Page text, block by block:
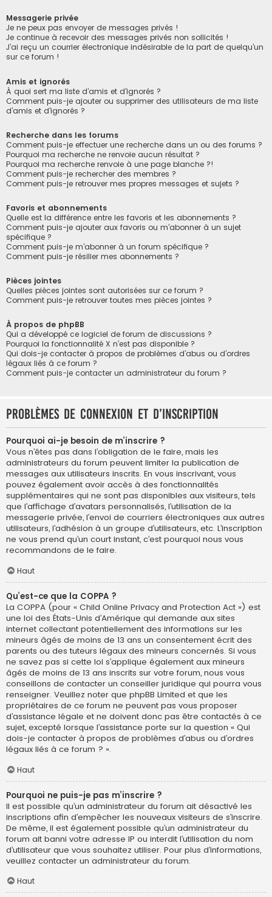
Messagerie privée
Je ne peux pas envoyer de messages privés !
Je continue à recevoir des messages privés non sollicités !
J’ai reçu un courrier électronique indésirable de la part de quelqu’un
sur ce forum !
Amis et ignorés
À quoi sert ma liste d’amis et d’ignorés ?
Comment puis-je ajouter ou supprimer des utilisateurs de ma liste
d’amis et d’ignorés ?
Recherche dans les forums
Comment puis-je effectuer une recherche dans un ou des forums ?
Pourquoi ma recherche ne renvoie aucun résultat ?
Pourquoi ma recherche renvoie à une page blanche ?!
Comment puis-je rechercher des membres ?
Comment puis-je retrouver mes propres messages et sujets ?
Favoris et abonnements
Quelle est la différence entre les favoris et les abonnements ?
Comment puis-je ajouter aux favoris ou m’abonner à un sujet
spécifique ?
Comment puis-je m’abonner à un forum spécifique ?
Comment puis-je résilier mes abonnements ?
Pièces jointes
Quelles pièces jointes sont autorisées sur ce forum ?
Comment puis-je retrouver toutes mes pièces jointes ?
À propos de phpBB
Qui a développé ce logiciel de forum de discussions ?
Pourquoi la fonctionnalité X n’est pas disponible ?
Qui dois-je contacter à propos de problèmes d’abus ou d’ordres
légaux liés à ce forum ?
Comment puis-je contacter un administrateur du forum ?
Problèmes de connexion et d’inscription
Pourquoi ai-je besoin de m’inscrire ?
Vous n’êtes pas dans l’obligation de le faire, mais les
administrateurs du forum peuvent limiter la publication de
messages aux utilisateurs inscrits. En vous inscrivant, vous
pouvez également avoir accès à des fonctionnalités
supplémentaires qui ne sont pas disponibles aux visiteurs, tels
que l’affichage d’avatars personnalisés, l’utilisation de la
messagerie privée, l’envoi de courriers électroniques aux autres
utilisateurs, l’adhésion à un groupe d’utilisateurs, etc. L’inscription
ne vous prend qu’un court instant, c’est pourquoi nous vous
recommandons de le faire.
Haut
Qu’est-ce que la COPPA ?
La COPPA (pour « Child Online Privacy and Protection Act ») est
une loi des États-Unis d’Amérique qui demande aux sites
internet collectant potentiellement des informations sur les
mineurs âgés de moins de 13 ans un consentement écrit des
parents ou des tuteurs légaux des mineurs concernés. Si vous
ne savez pas si cette loi s’applique également aux mineurs
âgés de moins de 13 ans inscrits sur votre forum, nous vous
conseillons de contacter un conseiller juridique qui pourra vous
renseigner. Veuillez noter que phpBB Limited et que les
propriétaires de ce forum ne peuvent pas vous proposer
d’assistance légale et ne doivent donc pas être contactés à ce
sujet, excepté lorsque l’assistance porte sur la question « Qui
dois-je contacter à propos de problèmes d’abus ou d’ordres
légaux liés à ce forum ? ».
Haut
Pourquoi ne puis-je pas m’inscrire ?
Il est possible qu’un administrateur du forum ait désactivé les
inscriptions afin d’empêcher les nouveaux visiteurs de s’inscrire.
De même, il est également possible qu’un administrateur du
forum ait banni votre adresse IP ou interdit l’utilisation du nom
d’utilisateur que vous souhaitez utiliser. Pour plus d’informations,
veuillez contacter un administrateur du forum.
Haut